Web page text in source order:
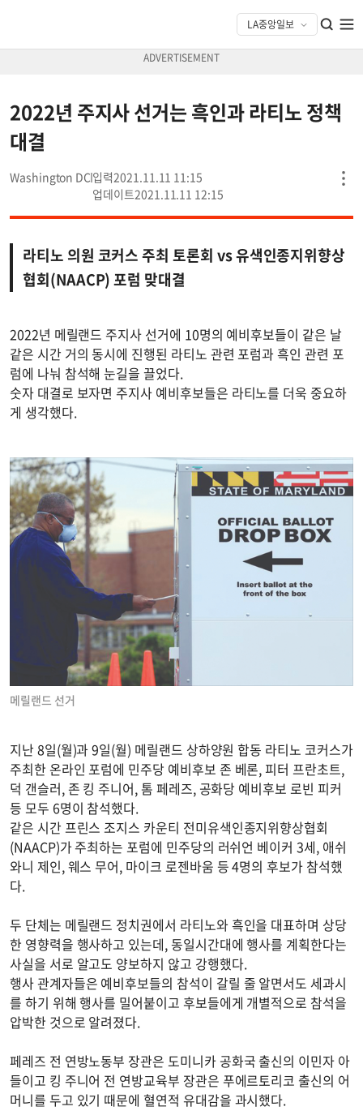
2022년 주지사 선거는 흑인과 라티노 정책
대결
Washington DC
2021.11.11 11:15
2021.11.11 12:15
라티노 의원 코커스 주최 토론회 vs 유색인종지위향상
협회(NAACP) 포럼 맞대결
2022년 메릴랜드 주지사 선거에 10명의 예비후보들이 같은 날
같은 시간 거의 동시에 진행된 라티노 관련 포럼과 흑인 관련 포
럼에 나눠 참석해 눈길을 끌었다.
숫자 대결로 보자면 주지사 예비후보들은 라티노를 더욱 중요하
게 생각했다.
메릴랜드 선거
지난 8일(월)과 9일(월) 메릴랜드 상하양원 합동 라티노 코커스가
주최한 온라인 포럼에 민주당 예비후보 존 베론, 피터 프란초트,
덕 갠슬러, 존 킹 주니어, 톰 페레즈, 공화당 예비후보 로빈 피커
등 모두 6명이 참석했다.
같은 시간 프린스 조지스 카운티 전미유색인종지위향상협회
(NAACP)가 주최하는 포럼에 민주당의 러쉬언 베이커 3세, 애쉬
와니 제인, 웨스 무어, 마이크 로젠바움 등 4명의 후보가 참석했
다.
두 단체는 메릴랜드 정치권에서 라티노와 흑인을 대표하며 상당
한 영향력을 행사하고 있는데, 동일시간대에 행사를 계획한다는
사실을 서로 알고도 양보하지 않고 강행했다.
행사 관계자들은 예비후보들의 참석이 갈릴 줄 알면서도 세과시
를 하기 위해 행사를 밀어붙이고 후보들에게 개별적으로 참석을
압박한 것으로 알려졌다.
페레즈 전 연방노동부 장관은 도미니카 공화국 출신의 이민자 아
들이고 킹 주니어 전 연방교육부 장관은 푸에르토리코 출신의 어
머니를 두고 있기 때문에 혈연적 유대감을 과시했다.